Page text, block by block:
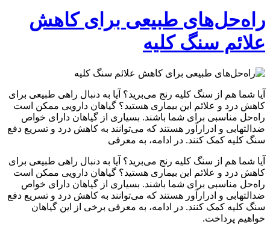
راه‌حل‌های طبیعی برای کاهش
علائم سنگ کلیه
آیا شما هم از سنگ کلیه رنج می‌برید؟ آیا به دنبال راهی طبیعی برای
کاهش درد و علائم این بیماری هستید؟ گیاهان دارویی ممکن است
راه‌حل مناسبی برای شما باشند. بسیاری از گیاهان دارای خواص
ضدالتهابی و ادرارآور هستند که می‌توانند به کاهش درد و تسریع دفع
سنگ کلیه کمک کنند. در ادامه، به معرفی
آیا شما هم از سنگ کلیه رنج می‌برید؟ آیا به دنبال راهی طبیعی برای
کاهش درد و علائم این بیماری هستید؟ گیاهان دارویی ممکن است
راه‌حل مناسبی برای شما باشند. بسیاری از گیاهان دارای خواص
ضدالتهابی و ادرارآور هستند که می‌توانند به کاهش درد و تسریع دفع
سنگ کلیه کمک کنند. در ادامه، به معرفی برخی از این گیاهان
خواهیم پرداخت.